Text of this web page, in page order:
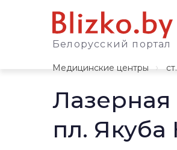
Белорусский портал
Медицинские центры
пл. Якуба